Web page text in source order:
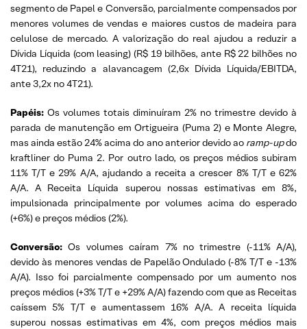
segmento de Papel e Conversão, parcialmente compensados por
menores volumes de vendas e maiores custos de madeira para
celulose de mercado. A valorização do real ajudou a reduzir a
Dívida Líquida (com leasing) (R$ 19 bilhões, ante R$ 22 bilhões no
4T21), reduzindo a alavancagem (2,6x Dívida Líquida/EBITDA,
ante 3,2x no 4T21).
Papéis: Os volumes totais diminuíram 2% no trimestre devido à
parada de manutenção em Ortigueira (Puma 2) e Monte Alegre,
mas ainda estão 24% acima do ano anterior devido ao ramp-updo
kraftliner do Puma 2. Por outro lado, os preços médios subiram
11% T/T e 29% A/A, ajudando a receita a crescer 8% T/T e 62%
A/A. A Receita Líquida superou nossas estimativas em 8%,
impulsionada principalmente por volumes acima do esperado
(+6%) e preços médios (2%).
Conversão:Os volumes caíram 7% no trimestre (-11% A/A),
devido às menores vendas de Papelão Ondulado (-8% T/T e -13%
A/A). Isso foi parcialmente compensado por um aumento nos
preços médios (+3% T/T e +29% A/A) fazendo com que as Receitas
caíssem 5% T/T e aumentassem 16% A/A. A receita líquida
superou nossas estimativas em 4%, com preços médios mais